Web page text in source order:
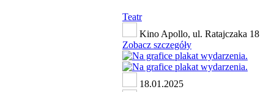
Teatr
Kino Apollo, ul. Ratajczaka 18
Zobacz szczegóły
18.01.2025